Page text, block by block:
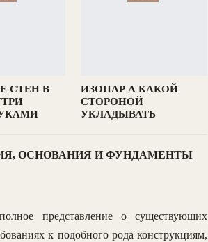
СТЕН В
ИЗОПАР А КАКОЙ
СТОРОНОЙ
УКЛАДЫВАТЬ
ОСНОВАНИЯ И ФУНДАМЕНТЫ
представление о существующих
к подобного рода конструкциям,